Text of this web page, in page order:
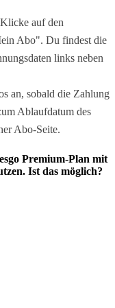
auf den
Abo". Du findest die
links neben
an, sobald die Zahlung
Ablaufdatum des
Abo-Seite.
Premium-Plan mit
Ist das möglich?